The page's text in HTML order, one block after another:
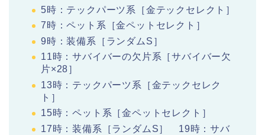
5時：テックパーツ系［金テックセレクト］
7時：ペット系［金ペットセレクト］
9時：装備系［ランダムS］
11時：サバイバーの欠片系［サバイバー欠
片×28］
13時：テックパーツ系［金テックセレク
ト］
15時：ペット系［金ペットセレクト］
17時：装備系［ランダムS］ 19時：サバ